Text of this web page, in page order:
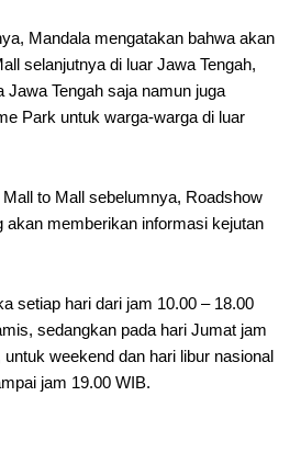
Mandala mengatakan bahwa akan
selanjutnya di luar Jawa Tengah,
Jawa Tengah saja namun juga
Park untuk warga-warga di luar
to Mall sebelumnya, Roadshow
akan memberikan informasi kejutan
setiap hari dari jam 10.00 – 18.00
sedangkan pada hari Jumat jam
weekend dan hari libur nasional
jam 19.00 WIB.